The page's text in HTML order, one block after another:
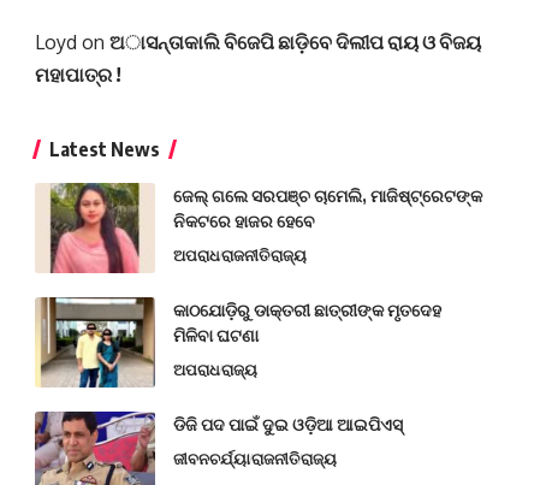
Loyd on ଅାସନ୍ତାକାଲି ବିଜେପି ଛାଡ଼ିବେ ଦିଲୀପ ରାୟ ଓ ବିଜୟ
ମହାପାତ୍ର !
Latest News
ଜେଲ୍ ଗଲେ ସରପଞ୍ଚ ଚାମେଲି, ମାଜିଷ୍ଟ୍ରେଟଙ୍କ
ନିକଟରେ ହାଜର ହେବେ
ଅପରାଧରାଜନୀତିରାଜ୍ୟ
କାଠଯୋଡ଼ିରୁ ଡାକ୍ତରୀ ଛାତ୍ରୀଙ୍କ ମୃତଦେହ
ମିଳିବା ଘଟଣା
ଅପରାଧରାଜ୍ୟ
ଡିଜି ପଦ ପାଇଁ ଦୁଇ ଓଡ଼ିଆ ଆଇପିଏସ୍
ଜୀବନଚର୍ଯ୍ୟାରାଜନୀତିରାଜ୍ୟ